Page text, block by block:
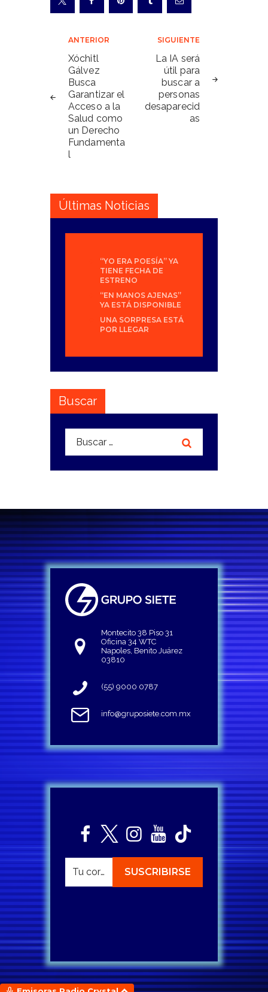
Navegación
de
entradas
ANTERIOR
Xóchitl
Gálvez
Busca
Garantizar el
Acceso a la
Salud como
un Derecho
Fundamenta
l
SIGUIENTE
La IA será
útil para
buscar a
personas
desaparecid
as
Últimas Noticias
“YO ERA POESÍA” YA
TIENE FECHA DE
ESTRENO
“EN MANOS AJENAS”
YA ESTÁ DISPONIBLE
UNA SORPRESA ESTÁ
POR LLEGAR
Buscar
Buscar:
Montecito 38 Piso 31
Oficina 34 WTC
Napoles, Benito Juárez
03810
(55) 9000 0787
info@gruposiete.com.mx